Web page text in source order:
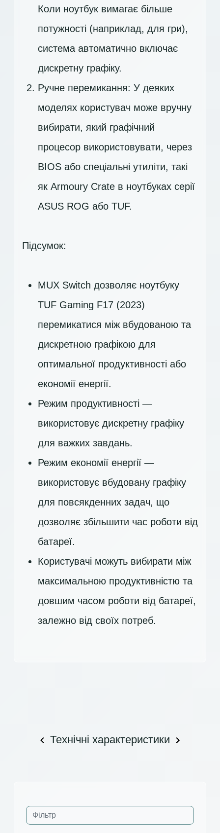
Коли ноутбук вимагає більше
потужності (наприклад, для гри),
система автоматично включає
дискретну графіку.
Ручне перемикання: У деяких
моделях користувач може вручну
вибирати, який графічний
процесор використовувати, через
BIOS або спеціальні утиліти, такі
як Armoury Crate в ноутбуках серії
ASUS ROG або TUF.
Підсумок:
MUX Switch дозволяє ноутбуку
TUF Gaming F17 (2023)
перемикатися між вбудованою та
дискретною графікою для
оптимальної продуктивності або
економії енергії.
Режим продуктивності —
використовує дискретну графіку
для важких завдань.
Режим економії енергії —
використовує вбудовану графіку
для повсякденних задач, що
дозволяє збільшити час роботи від
батареї.
Користувачі можуть вибирати між
максимальною продуктивністю та
довшим часом роботи від батареї,
залежно від своїх потреб.
Технічні характеристики